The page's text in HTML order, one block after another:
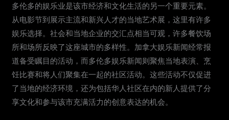
多伦多的娱乐业是该市经济和文化生活的另一个重要元素。
从电影节到展示主流和新兴人才的当地艺术展，这里有许多
娱乐选择。社会和当地企业的交汇点相当可观，许多餐饮场
所和场所反映了这座城市的多样性。加拿大娱乐新闻经常报
道备受瞩目的活动，而多伦多娱乐新闻则聚焦当地表演、烹
饪比赛和将人们聚集在一起的社区活动。这些活动不仅促进
了当地的经济环境，还为包括华人社区在内的新人提供了分
享文化和参与该市充满活力的创意表达的机会。